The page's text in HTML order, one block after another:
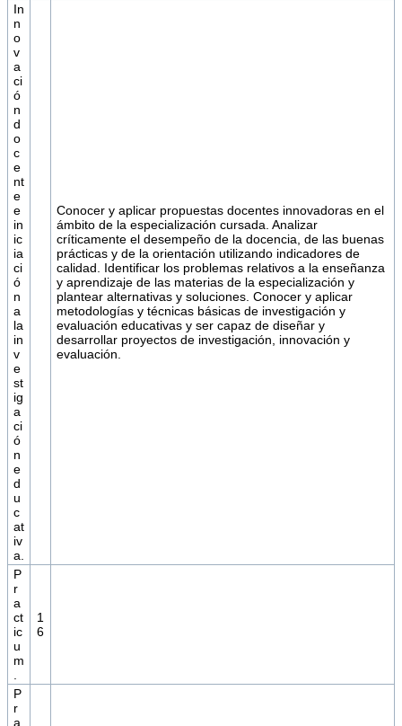
In
n
o
v
a
ci
ó
n
d
o
c
e
nt
e
e
in
ic
ia
ci
ó
n
a
la
in
v
e
st
ig
a
ci
ó
n
e
d
u
c
at
iv
a.
Conocer y aplicar propuestas docentes innovadoras en el
ámbito de la especialización cursada. Analizar
críticamente el desempeño de la docencia, de las buenas
prácticas y de la orientación utilizando indicadores de
calidad. Identificar los problemas relativos a la enseñanza
y aprendizaje de las materias de la especialización y
plantear alternativas y soluciones. Conocer y aplicar
metodologías y técnicas básicas de investigación y
evaluación educativas y ser capaz de diseñar y
desarrollar proyectos de investigación, innovación y
evaluación.
P
r
a
ct
ic
u
m
1
6
P
r
a